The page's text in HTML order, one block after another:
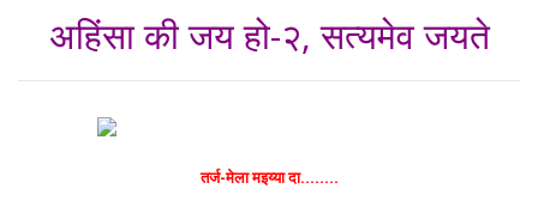
अयोध्याअहिंसा की जय हो-२, सत्यमेव जयते
तर्ज-मेला मइय्या दा……..